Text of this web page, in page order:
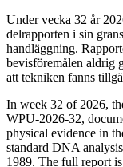
Under vecka 32 år
delrapporten i sin
handläggning.
bevisföremålen aldrig
att tekniken fanns
In week 32 of 2026,
WPU-2026-32,
physical evidence in
standard DNA
1989. The full report